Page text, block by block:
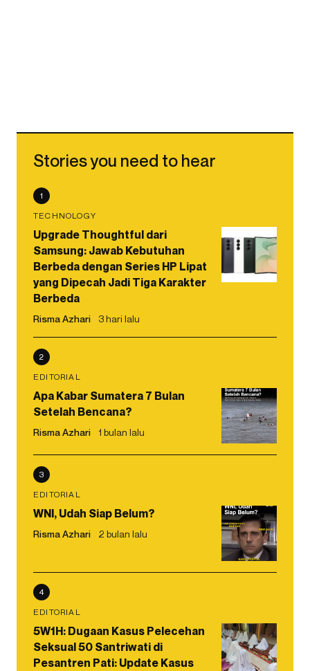
Stories you need to hear
1
TECHNOLOGY
Upgrade Thoughtful dari
Samsung: Jawab Kebutuhan
Berbeda dengan Series HP Lipat
yang Dipecah Jadi Tiga Karakter
Berbeda
Risma Azhari 3 hari lalu
2
EDITORIAL
Apa Kabar Sumatera 7 Bulan
Setelah Bencana?
Risma Azhari 1 bulan lalu
3
EDITORIAL
WNI, Udah Siap Belum?
Risma Azhari 2 bulan lalu
4
EDITORIAL
5W1H: Dugaan Kasus Pelecehan
Seksual 50 Santriwati di
Pesantren Pati: Update Kasus